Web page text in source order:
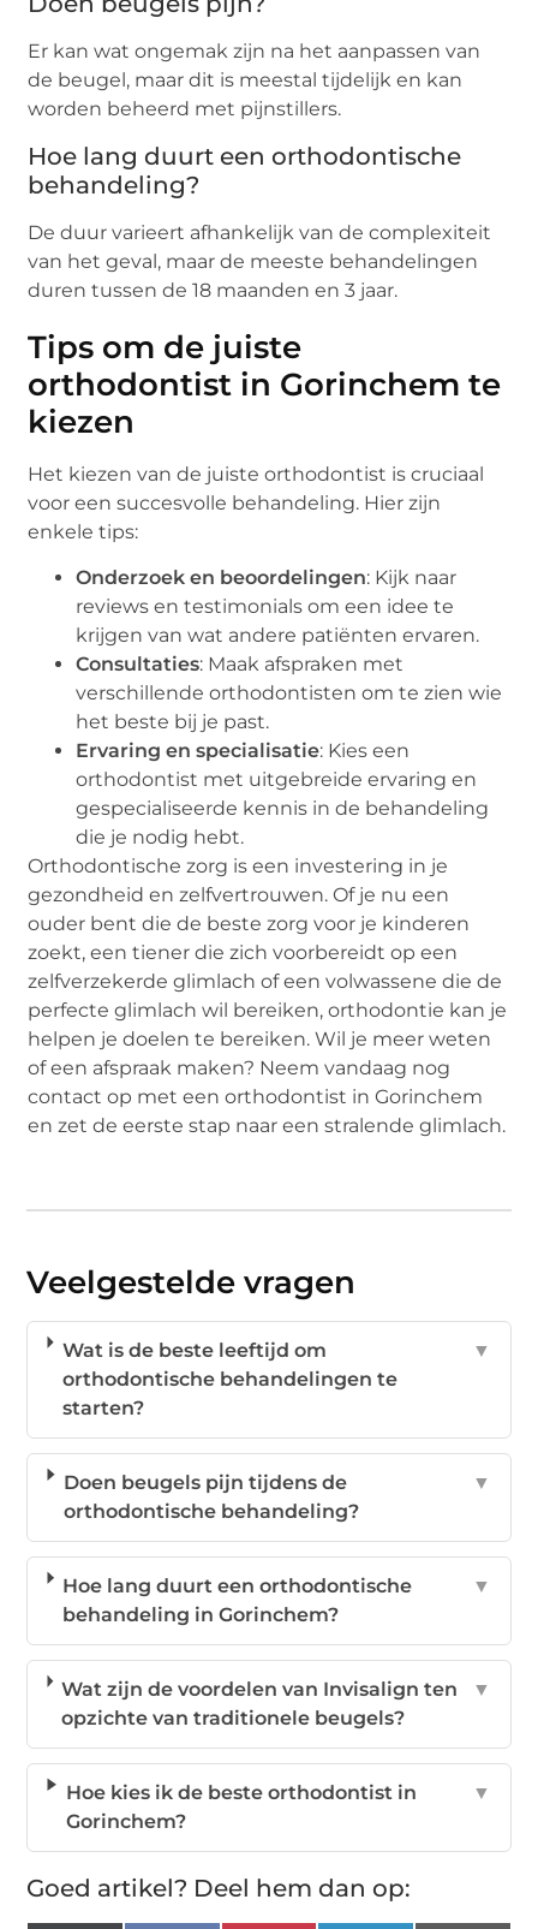
Er kan wat ongemak zijn na het aanpassen van
de beugel, maar dit is meestal tijdelijk en kan
worden beheerd met pijnstillers.
Hoe lang duurt een orthodontische
behandeling?
De duur varieert afhankelijk van de complexiteit
van het geval, maar de meeste behandelingen
duren tussen de 18 maanden en 3 jaar.
Tips om de juiste
orthodontist in Gorinchem te
kiezen
Het kiezen van de juiste orthodontist is cruciaal
voor een succesvolle behandeling. Hier zijn
enkele tips:
Onderzoek en beoordelingen: Kijk naar
reviews en testimonials om een idee te
krijgen van wat andere patiënten ervaren.
Consultaties: Maak afspraken met
verschillende orthodontisten om te zien wie
het beste bij je past.
Ervaring en specialisatie: Kies een
orthodontist met uitgebreide ervaring en
gespecialiseerde kennis in de behandeling
die je nodig hebt.
Orthodontische zorg is een investering in je
gezondheid en zelfvertrouwen. Of je nu een
ouder bent die de beste zorg voor je kinderen
zoekt, een tiener die zich voorbereidt op een
zelfverzekerde glimlach of een volwassene die de
perfecte glimlach wil bereiken, orthodontie kan je
helpen je doelen te bereiken. Wil je meer weten
of een afspraak maken? Neem vandaag nog
contact op met een orthodontist in Gorinchem
en zet de eerste stap naar een stralende glimlach.
Veelgestelde vragen
Wat is de beste leeftijd om
orthodontische behandelingen te
starten?
▼
Doen beugels pijn tijdens de
orthodontische behandeling?
▼
Hoe lang duurt een orthodontische
behandeling in Gorinchem?
▼
Wat zijn de voordelen van Invisalign ten
opzichte van traditionele beugels?
▼
Hoe kies ik de beste orthodontist in
Gorinchem?
▼
Goed artikel? Deel hem dan op: